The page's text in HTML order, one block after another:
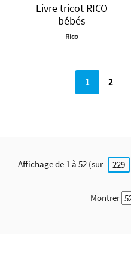
Livre tricot RICO
bébés
Rico
1 2
Affichage de 1 à 52 (sur 229
Montrer